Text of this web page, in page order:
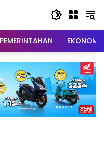
PEMERINTAHAN EKONOMI